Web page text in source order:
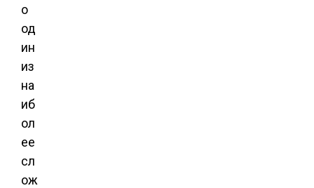
о
од
ин
из
на
иб
ол
ее
сл
ож